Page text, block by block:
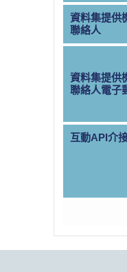
資料集提供
聯絡人
資料集提供
聯絡人電子
互動API介